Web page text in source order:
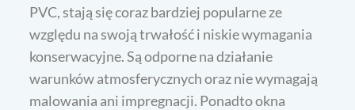
PVC, stają się coraz bardziej popularne ze
względu na swoją trwałość i niskie wymagania
konserwacyjne. Są odporne na działanie
warunków atmosferycznych oraz nie wymagają
malowania ani impregnacji. Ponadto okna